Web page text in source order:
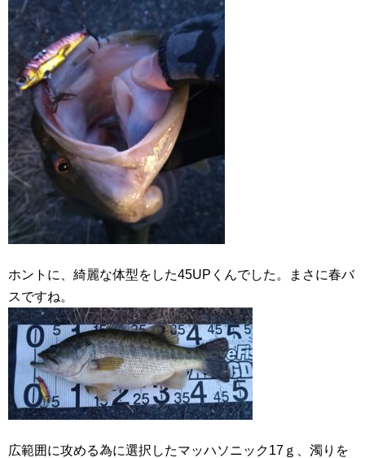
ホントに、綺麗な体型をした45UPくんでした。まさに春バ
スですね。
広範囲に攻める為に選択したマッハソニック17ｇ、濁りを